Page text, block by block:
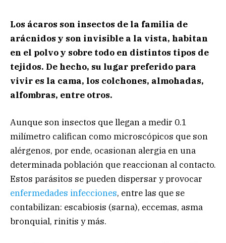
Los ácaros son insectos de la familia de
arácnidos y son invisible a la vista, habitan
en el polvo y sobre todo en distintos tipos de
tejidos. De hecho, su lugar preferido para
vivir es la cama, los colchones, almohadas,
alfombras, entre otros.
Aunque son insectos que llegan a medir 0.1
milímetro califican como microscópicos que son
alérgenos, por ende, ocasionan alergia en una
determinada población que reaccionan al contacto.
Estos parásitos se pueden dispersar y provocar
enfermedades infecciones, entre las que se
contabilizan: escabiosis (sarna), eccemas, asma
bronquial, rinitis y más.